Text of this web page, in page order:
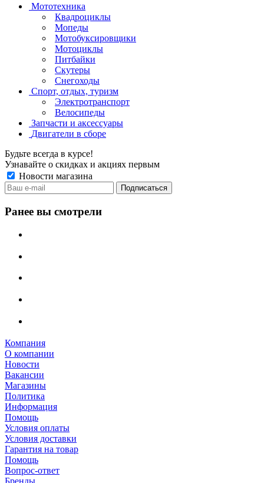
Мототехника
Квадроциклы
Мопеды
Мотобуксировщики
Мотоциклы
Питбайки
Скутеры
Снегоходы
Спорт, отдых, туризм
Электротранспорт
Велосипеды
Запчасти и аксессуары
Двигатели в сборе
Будьте всегда в курсе!
Узнавайте о скидках и акциях первым
Новости магазина
Ранее вы смотрели
Компания
О компании
Новости
Вакансии
Магазины
Политика
Информация
Помощь
Условия оплаты
Условия доставки
Гарантия на товар
Помощь
Вопрос-ответ
Бренды